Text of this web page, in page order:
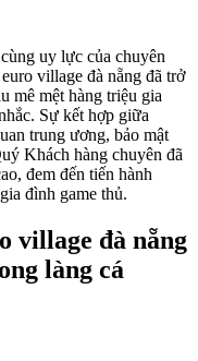
uy lực của chuyên
village đà nẵng đã trở
mê mệt hàng triệu gia
Sự kết hợp giữa
trung ương, bảo mật
Khách hàng chuyên đã
đem đến tiến hành
đình game thủ.
village đà nẵng
làng cá